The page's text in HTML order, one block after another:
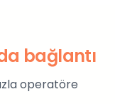
bağlantı
operatöre